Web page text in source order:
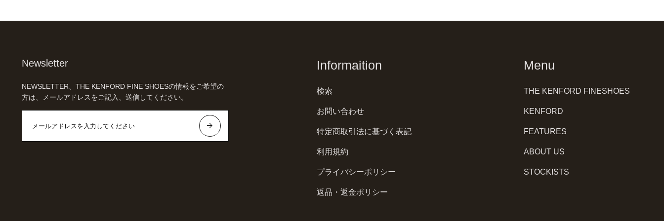
Newsletter
NEWSLETTER、THE KENFORD FINE SHOESの情報をご希望の
方は、メールアドレスをご記入、送信してください。
Informaition
検索
お問い合わせ
特定商取引法に基づく表記
利用規約
プライバシーポリシー
返品・返金ポリシー
Menu
THE KENFORD FINESHOES
KENFORD
FEATURES
ABOUT US
STOCKISTS